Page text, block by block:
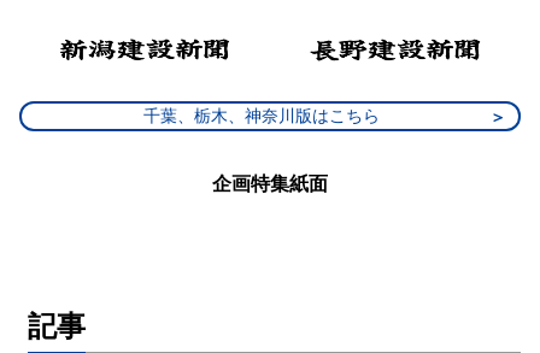
千葉、栃木、神奈川版はこちら
企画特集紙面
記事